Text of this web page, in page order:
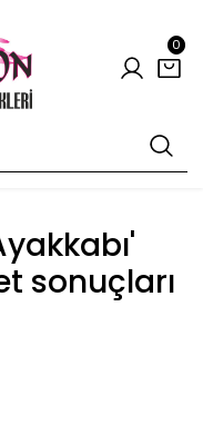
0
sonuçları